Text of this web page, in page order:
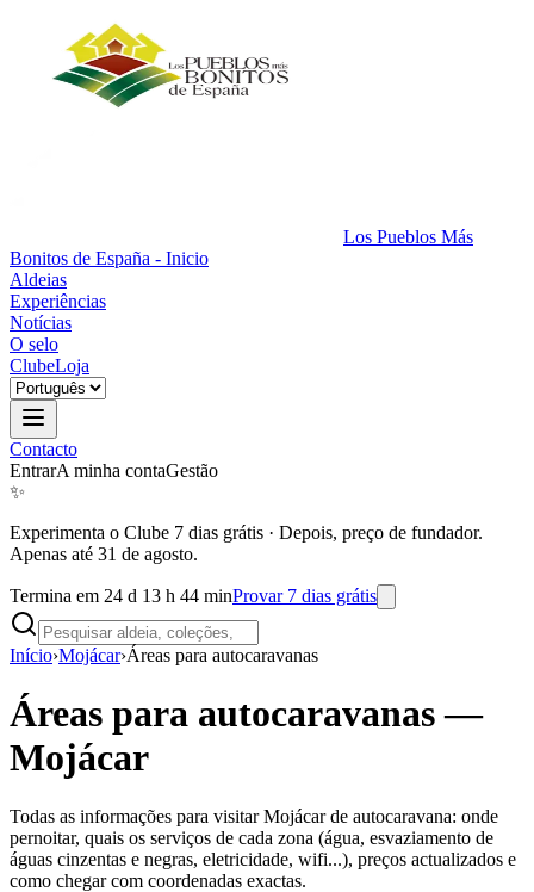
Los Pueblos Más
Bonitos de España - Inicio
Aldeias
Experiências
Notícias
O selo
ClubeLoja
Contacto
EntrarA minha contaGestão
✨
Experimenta o Clube 7 dias grátis · Depois, preço de fundador.
Apenas até 31 de agosto.
Termina em 24 d 13 h 44 minProvar 7 dias grátis
Início›Mojácar›Áreas para autocaravanas
Áreas para autocaravanas—
Mojácar
Todas as informações para visitar Mojácar de autocaravana: onde
pernoitar, quais os serviços de cada zona (água, esvaziamento de
águas cinzentas e negras, eletricidade, wifi...), preços actualizados e
como chegar com coordenadas exactas.